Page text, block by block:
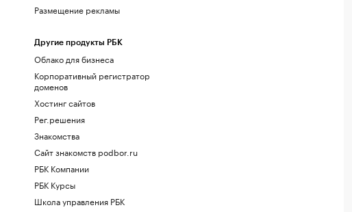
Размещение рекламы
Другие продукты РБК
Облако для бизнеса
Корпоративный регистратор
доменов
Хостинг сайтов
Рег.решения
Знакомства
Сайт знакомств podbor.ru
РБК Компании
РБК Курсы
Школа управления РБК